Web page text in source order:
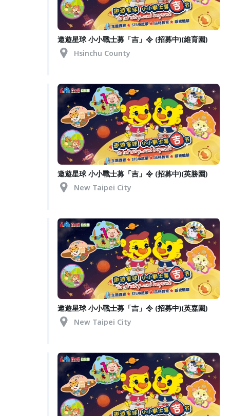
遨遊星球 小小戰士募「吉」令 (招募中)(維育園)
Hsinchu County
遨遊星球 小小戰士募「吉」令 (招募中)(英勝園)
New Taipei City
遨遊星球 小小戰士募「吉」令 (招募中)(英嘉園)
New Taipei City